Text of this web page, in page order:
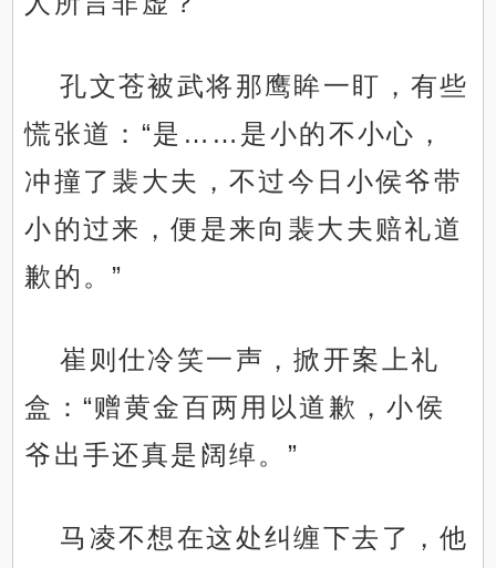
孔文苍被武将那鹰眸一盯，有些
慌张道：“是……是小的不小心，
冲撞了裴大夫，不过今日小侯爷带
小的过来，便是来向裴大夫赔礼道
歉的。”
崔则仕冷笑一声，掀开案上礼
盒：“赠黄金百两用以道歉，小侯
爷出手还真是阔绰。”
马凌不想在这处纠缠下去了，他